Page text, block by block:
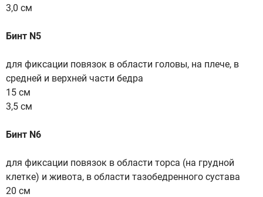
3,0 см
Бинт N5
для фиксации повязок в области головы, на плече, в
средней и верхней части бедра
15 см
3,5 см
Бинт N6
для фиксации повязок в области торса (на грудной
клетке) и живота, в области тазобедренного сустава
20 см